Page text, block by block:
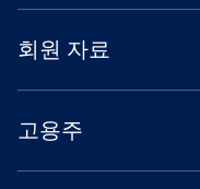
회원 자료
고용주